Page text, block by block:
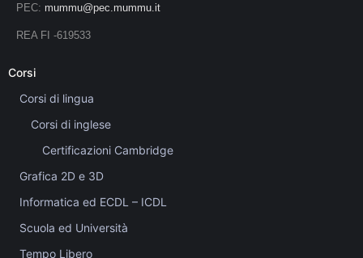
PEC: mummu@pec.mummu.it
REA FI -619533
Corsi
Corsi di lingua
Corsi di inglese
Certificazioni Cambridge
Grafica 2D e 3D
Informatica ed ECDL – ICDL
Scuola ed Università
Tempo Libero